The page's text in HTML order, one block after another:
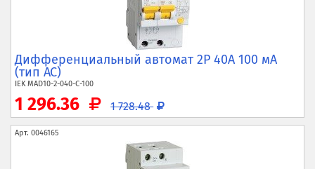
Дифференциальный автомат 2P 40А 100 мА
(тип AC)
IEKMAD10-2-040-C-100
1 296.36 1 728.48
Арт. 0046165